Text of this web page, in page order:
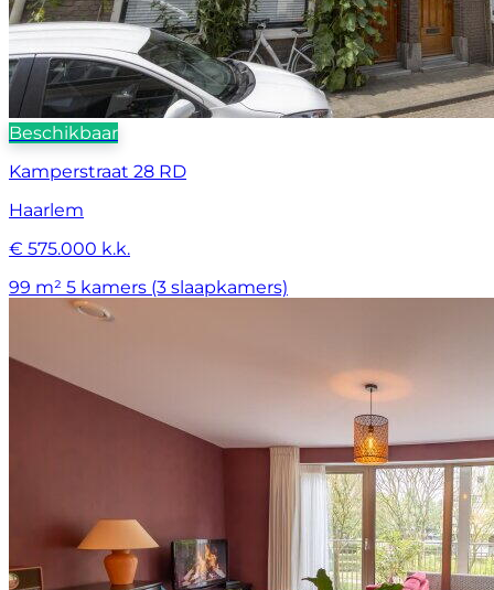
Beschikbaar
Kamperstraat 28 RD
Haarlem
€ 575.000 k.k.
99 m² 5 kamers (3 slaapkamers)